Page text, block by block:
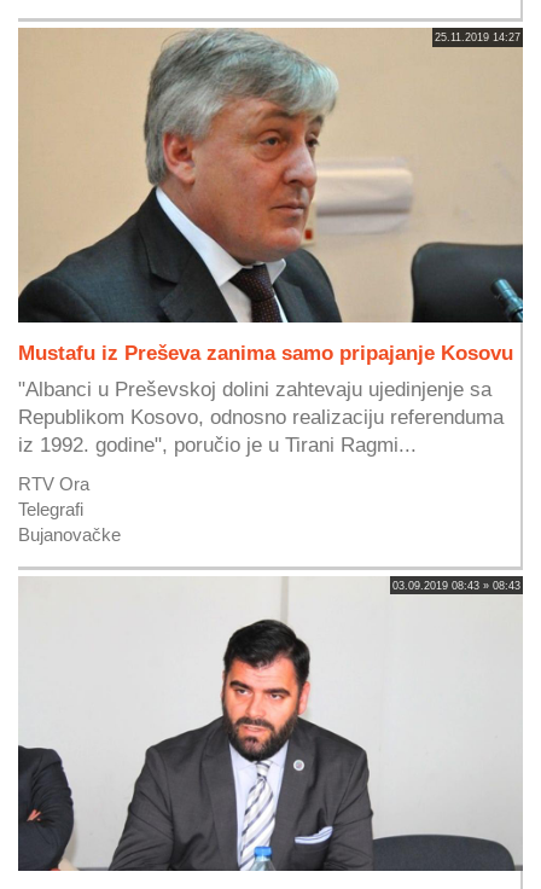
25.11.2019 14:27
Mustafu iz Preševa zanima samo pripajanje Kosovu
"Albanci u Preševskoj dolini zahtevaju ujedinjenje sa
Republikom Kosovo, odnosno realizaciju referenduma
iz 1992. godine", poručio je u Tirani Ragmi...
RTV Ora
Telegrafi
Bujanovačke
03.09.2019 08:43 » 08:43